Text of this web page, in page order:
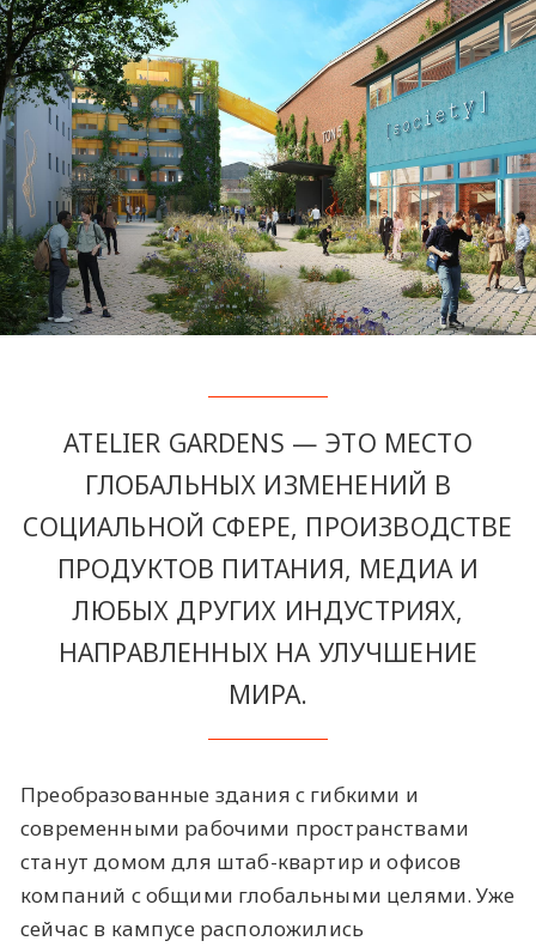
ATELIER GARDENS — ЭТО МЕСТО
ГЛОБАЛЬНЫХ ИЗМЕНЕНИЙ В
СОЦИАЛЬНОЙ СФЕРЕ, ПРОИЗВОДСТВЕ
ПРОДУКТОВ ПИТАНИЯ, МЕДИА И
ЛЮБЫХ ДРУГИХ ИНДУСТРИЯХ,
НАПРАВЛЕННЫХ НА УЛУЧШЕНИЕ
МИРА.
Преобразованные здания с гибкими и
современными рабочими пространствами
станут домом для штаб-квартир и офисов
компаний с общими глобальными целями. Уже
сейчас в кампусе расположились